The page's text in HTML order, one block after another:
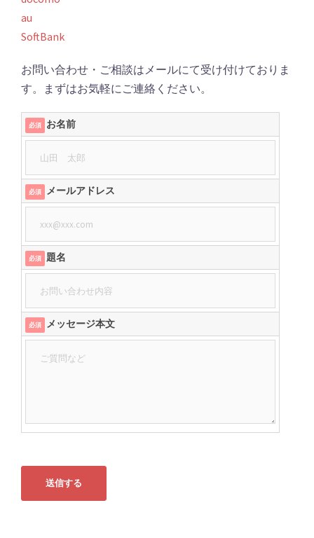
au
SoftBank
お問い合わせ・ご相談はメールにて受け付けておりま
す。まずはお気軽にご連絡ください。
必須 お名前
必須 メールアドレス
必須 題名
必須 メッセージ本文